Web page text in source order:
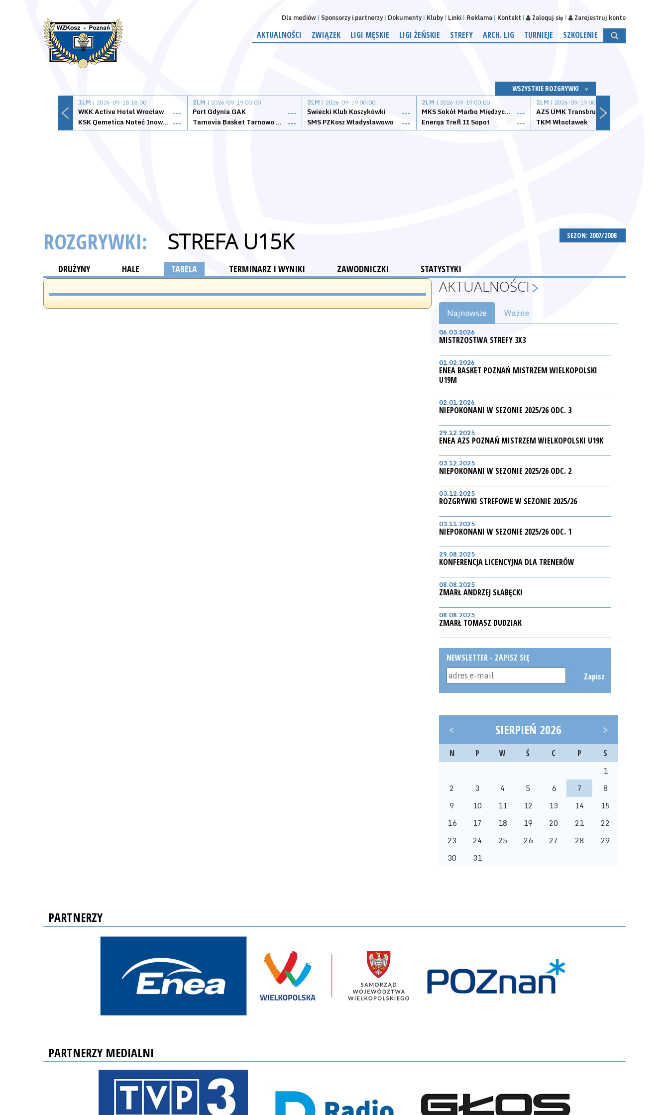
Dla mediów Sponsorzy i partnerzy Dokumenty Kluby Linki Reklama Kontakt Zaloguj się Zarejestruj konto
AKTUALNOŚCI ZWIĄZEK LIGI MĘSKIE LIGI ŻEŃSKIE STREFY ARCH. LIG TURNIEJE SZKOLENIE
WSZYSTKIE ROZGRYWKI
1LM | 2026-09-18 18:00
WKK Active Hotel Wrocław
---
KSK Qemetica Noteć Inowrocław ---
2LM | 2026-09-19 00:00
Port Gdynia GAK
---
Tarnovia Basket Tarnowo Podgórne ---
2LM | 2026-09-19 00:00
Świecki Klub Koszykówki
---
SMS PZKosz Władysławowo
---
2LM | 2026-09-19 00:00
MKS Sokół Marbo Międzychód ---
Energa Trefl II Sopot
---
2LM | 2026-09-19 00:00
AZS UMK Transbruk Toruń
TKM Włocławek
SEZON: 2007/2008
ROZGRYWKI: STREFA U15K
DRUŻYNY HALE TABELA TERMINARZ I WYNIKI ZAWODNICZKI STATYSTYKI
AKTUALNOŚCI
Najnowsze Ważne
06.03.2026
MISTRZOSTWA STREFY 3X3
01.02.2026
ENEA BASKET POZNAŃ MISTRZEM WIELKOPOLSKI
U19M
02.01.2026
NIEPOKONANI W SEZONIE 2025/26 ODC. 3
29.12.2025
ENEA AZS POZNAŃ MISTRZEM WIELKOPOLSKI U19K
03.12.2025
NIEPOKONANI W SEZONIE 2025/26 ODC. 2
03.12.2025
ROZGRYWKI STREFOWE W SEZONIE 2025/26
03.11.2025
NIEPOKONANI W SEZONIE 2025/26 ODC. 1
29.08.2025
KONFERENCJA LICENCYJNA DLA TRENERÓW
08.08.2025
ZMARŁ ANDRZEJ SŁABĘCKI
08.08.2025
ZMARŁ TOMASZ DUDZIAK
NEWSLETTER - ZAPISZ SIĘ
Zapisz
< SIERPIEŃ 2026 >
N P W Ś C P S
1
2
3 4 5 6 7
8
9
10 11 12 13 14
15
16
17 18 19 20 21
22
23
24 25 26 27 28
29
30
31
PARTNERZY
PARTNERZY MEDIALNI